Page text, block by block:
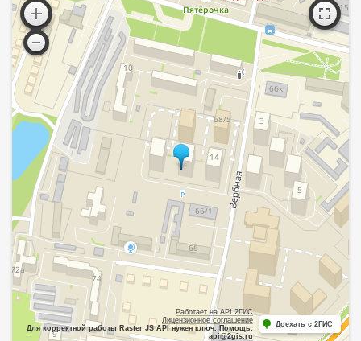
Работает на API 2ГИС
Лицензионное соглашение
Для корректной работы Raster JS API нужен ключ. Помощь:
api@2gis.ru
Доехать с 2ГИС